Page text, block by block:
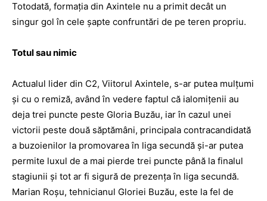
Totodată, formaţia din Axintele nu a primit decât un
singur gol în cele şapte confruntări de pe teren propriu.
Totul sau nimic
Actualul lider din C2, Viitorul Axintele, s-ar putea mulţumi
şi cu o remiză, având în vedere faptul că ialomiţenii au
deja trei puncte peste Gloria Buzău, iar în cazul unei
victorii peste două săptămâni, principala contracandidată
a buzoienilor la promovarea în liga secundă şi-ar putea
permite luxul de a mai pierde trei puncte până la finalul
stagiunii şi tot ar fi sigură de prezenţa în liga secundă.
Marian Roşu, tehnicianul Gloriei Buzău, este la fel de